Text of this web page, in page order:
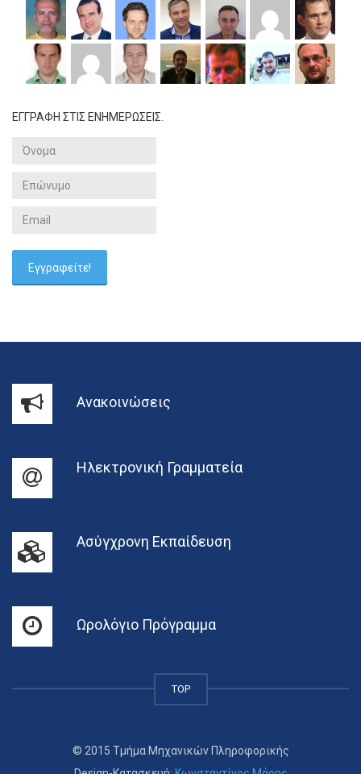
ΕΓΓΡΑΦΗ ΣΤΙΣ ΕΝΗΜΕΡΩΣΕΙΣ.
Ανακοινώσεις
Ηλεκτρονική Γραμματεία
Ασύγχρονη Εκπαίδευση
Ωρολόγιο Πρόγραμμα
TOP
© 2015 Τμήμα Μηχανικών Πληροφορικής